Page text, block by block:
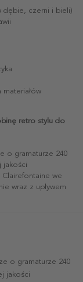
dębie, czerni i bieli)
retro stylu do
o gramaturze 240
jakości
we
wraz z upływem
o gramaturze 240
jakości